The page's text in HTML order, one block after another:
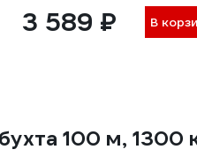
3 589 ₽ В
100 м, 1300